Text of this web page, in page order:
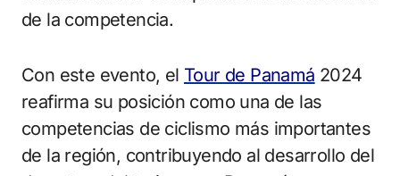
de la competencia.
Con este evento, el Tour de Panamá 2024
reafirma su posición como una de las
competencias de ciclismo más importantes
de la región, contribuyendo al desarrollo del